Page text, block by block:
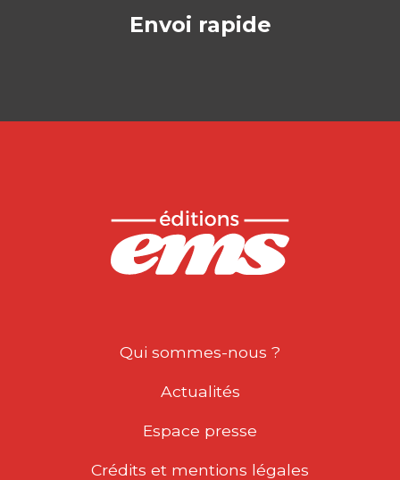
Envoi rapide
Qui sommes-nous ?
Actualités
Espace presse
Crédits et mentions légales